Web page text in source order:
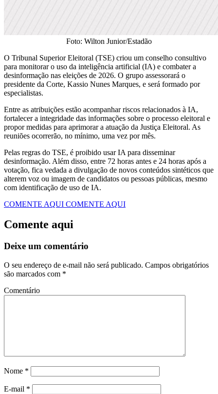
Foto: Wilton Junior/Estadão
O Tribunal Superior Eleitoral (TSE) criou um conselho consultivo
para monitorar o uso da inteligência artificial (IA) e combater a
desinformação nas eleições de 2026. O grupo assessorará o
presidente da Corte, Kassio Nunes Marques, e será formado por
especialistas.
Entre as atribuições estão acompanhar riscos relacionados à IA,
fortalecer a integridade das informações sobre o processo eleitoral e
propor medidas para aprimorar a atuação da Justiça Eleitoral. As
reuniões ocorrerão, no mínimo, uma vez por mês.
Pelas regras do TSE, é proibido usar IA para disseminar
desinformação. Além disso, entre 72 horas antes e 24 horas após a
votação, fica vedada a divulgação de novos conteúdos sintéticos que
alterem voz ou imagem de candidatos ou pessoas públicas, mesmo
com identificação de uso de IA.
COMENTE AQUI COMENTE AQUI
Comente aqui
Deixe um comentário
O seu endereço de e-mail não será publicado. Campos obrigatórios
são marcados com *
Comentário
Nome *
E-mail *